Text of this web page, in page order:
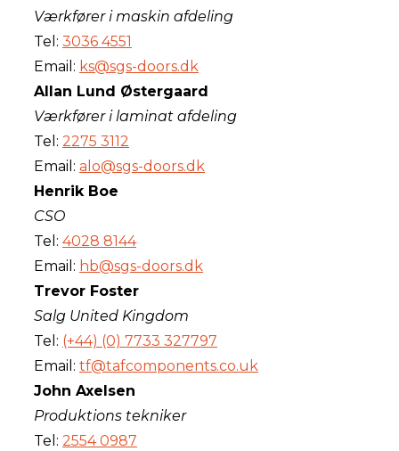
Værkfører i maskin afdeling
Tel: 3036 4551
Email: ks@sgs-doors.dk
Allan Lund Østergaard
Værkfører i laminat afdeling
Tel: 2275 3112
Email: alo@sgs-doors.dk
Henrik Boe
CSO
Tel: 4028 8144
Email: hb@sgs-doors.dk
Trevor Foster
Salg United Kingdom
Tel: (+44) (0) 7733 327797
Email: tf@tafcomponents.co.uk
John Axelsen
Produktions tekniker
Tel: 2554 0987